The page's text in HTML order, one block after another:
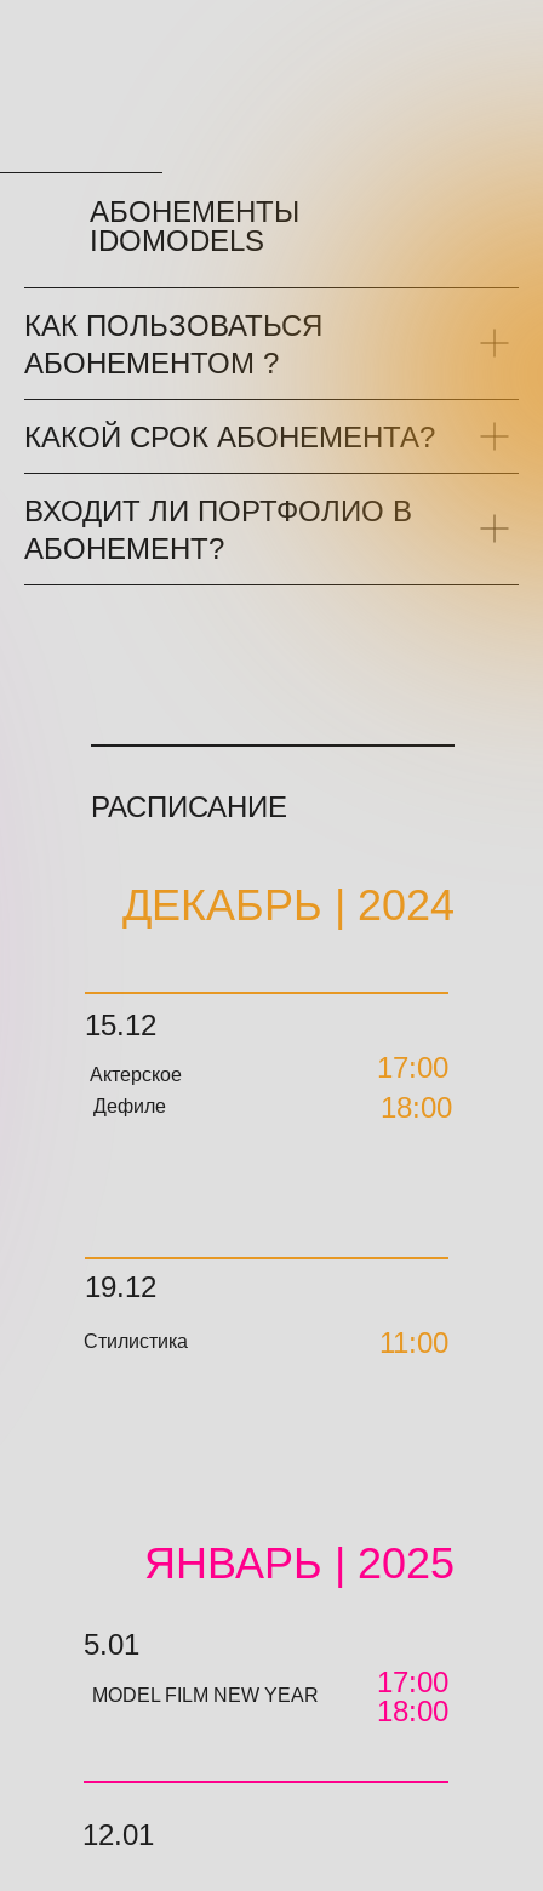
АБОНЕМЕНТЫ
IDOMODELS
КАК ПОЛЬЗОВАТЬСЯ
АБОНЕМЕНТОМ ?
КАКОЙ СРОК АБОНЕМЕНТА?
ВХОДИТ ЛИ ПОРТФОЛИО В
АБОНЕМЕНТ?
РАСПИСАНИЕ
ДЕКАБРЬ | 2024
15.12
17:00
Актерское
19.12
18:00
Дефиле
11:00
Стилистика
ЯНВАРЬ | 2025
5.01
17:00
18:00
MODEL FILM NEW YEAR
12.01